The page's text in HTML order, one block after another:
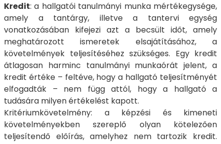
Kredit: a hallgatói tanulmányi munka mértékegysége,
amely a tantárgy, illetve a tantervi egység
vonatkozásában kifejezi azt a becsült időt, amely
meghatározott ismeretek elsajátításához, a
követelmények teljesítéséhez szükséges. Egy kredit
átlagosan harminc tanulmányi munkaórát jelent, a
kredit értéke – feltéve, hogy a hallgató teljesítményét
elfogadták – nem függ attól, hogy a hallgató a
tudására milyen értékelést kapott.
Kritériumkövetelmény: a képzési és kimeneti
követelményekben szereplő olyan kötelezően
teljesítendő előírás, amelyhez nem tartozik kredit.